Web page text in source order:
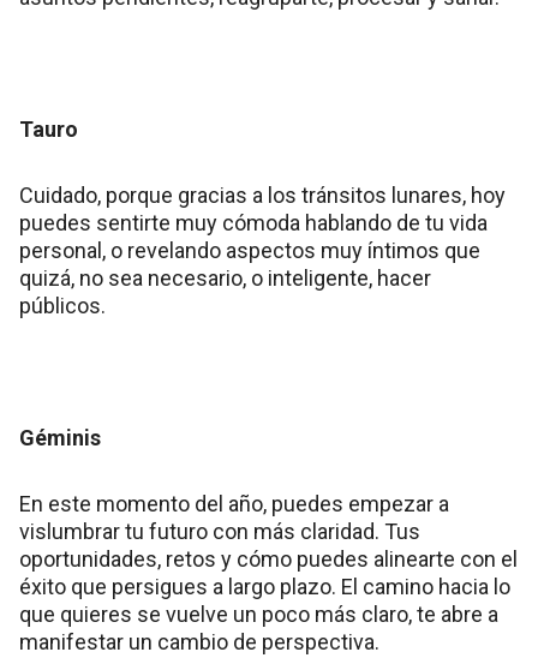
Tauro
Cuidado, porque gracias a los tránsitos lunares, hoy
puedes sentirte muy cómoda hablando de tu vida
personal, o revelando aspectos muy íntimos que
quizá, no sea necesario, o inteligente, hacer
públicos.
Géminis
En este momento del año, puedes empezar a
vislumbrar tu futuro con más claridad. Tus
oportunidades, retos y cómo puedes alinearte con el
éxito que persigues a largo plazo. El camino hacia lo
que quieres se vuelve un poco más claro, te abre a
manifestar un cambio de perspectiva.